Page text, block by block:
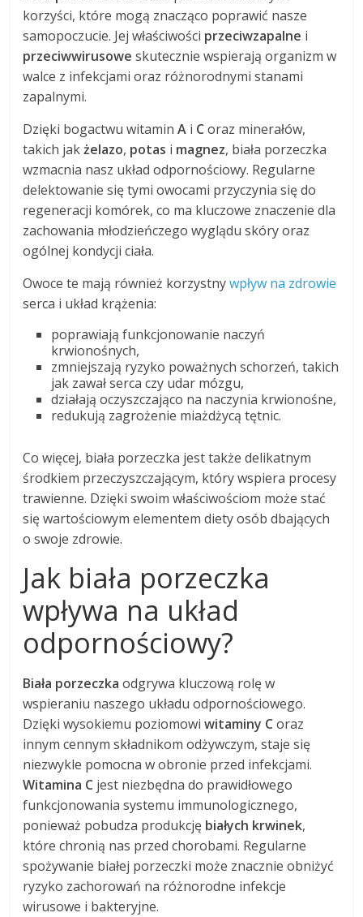
korzyści, które mogą znacząco poprawić nasze
samopoczucie. Jej właściwości przeciwzapalne i
przeciwwirusowe skutecznie wspierają organizm w
walce z infekcjami oraz różnorodnymi stanami
zapalnymi.
Dzięki bogactwu witaminA i Coraz minerałów,
takich jakżelazo, potas i magnez, biała porzeczka
wzmacnia nasz układ odpornościowy. Regularne
delektowanie się tymi owocami przyczynia się do
regeneracji komórek, co ma kluczowe znaczenie dla
zachowania młodzieńczego wyglądu skóry oraz
ogólnej kondycji ciała.
Owoce te mają również korzystnywpływ na zdrowie
serca i układ krążenia:
poprawiają funkcjonowanie naczyń
krwionośnych,
zmniejszają ryzyko poważnych schorzeń, takich
jak zawał serca czy udar mózgu,
działają oczyszczająco na naczynia krwionośne,
redukują zagrożenie miażdżycą tętnic.
Co więcej, biała porzeczka jest także delikatnym
środkiem przeczyszczającym, który wspiera procesy
trawienne. Dzięki swoim właściwościom może stać
się wartościowym elementem diety osób dbających
o swoje zdrowie.
Jak biała porzeczka
wpływa na układ
odpornościowy?
Biała porzeczka odgrywa kluczową rolę w
wspieraniu naszego układu odpornościowego.
Dzięki wysokiemu poziomowiwitaminy Coraz
innym cennym składnikom odżywczym, staje się
niezwykle pomocna w obronie przed infekcjami.
Witamina C jest niezbędna do prawidłowego
funkcjonowania systemu immunologicznego,
ponieważ pobudza produkcję białych krwinek,
które chronią nas przed chorobami. Regularne
spożywanie białej porzeczki może znacznie obniżyć
ryzyko zachorowań na różnorodne infekcje
wirusowe i bakteryjne.